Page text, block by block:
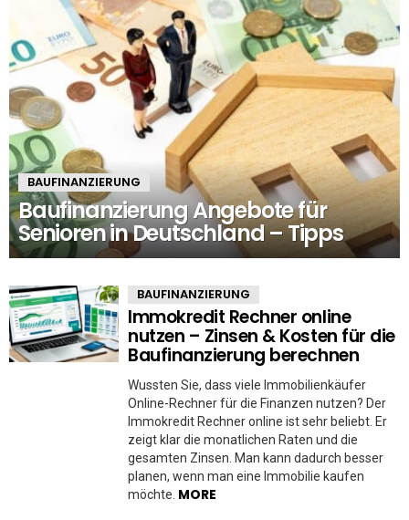
BAUFINANZIERUNG
Baufinanzierung Angebote für
Senioren in Deutschland – Tipps
BAUFINANZIERUNG
Immokredit Rechner online
nutzen – Zinsen & Kosten für die
Baufinanzierung berechnen
Wussten Sie, dass viele Immobilienkäufer
Online-Rechner für die Finanzen nutzen? Der
Immokredit Rechner online ist sehr beliebt. Er
zeigt klar die monatlichen Raten und die
gesamten Zinsen. Man kann dadurch besser
planen, wenn man eine Immobilie kaufen
möchte. MORE